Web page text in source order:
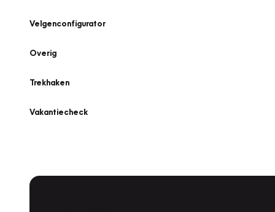
Velgenconfigurator
Overig
Trekhaken
Vakantiecheck